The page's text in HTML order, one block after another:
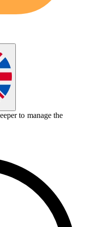
to manage the